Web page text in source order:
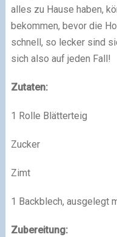
alles zu Hause haben,
bekommen, bevor die
schnell, so lecker sind
sich also auf jeden Fall!
Zutaten:
1 Rolle Blätterteig
Zucker
Zimt
1 Backblech, ausgelegt
Zubereitung: